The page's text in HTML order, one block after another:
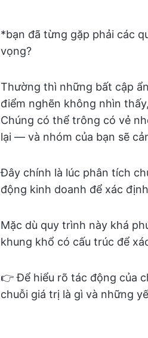
*bạn đã từng gặp phải các
vọng?
Thường thì những bất cập
điểm nghẽn không nhìn
Chúng có thể trông có vẻ
lại — và nhóm của bạn sẽ
Đây chính là lúc phân tích
động kinh doanh để xác
Mặc dù quy trình này khá
khung khổ có cấu trúc để
👉 Để hiểu rõ tác động của
chuỗi giá trị là gì và những